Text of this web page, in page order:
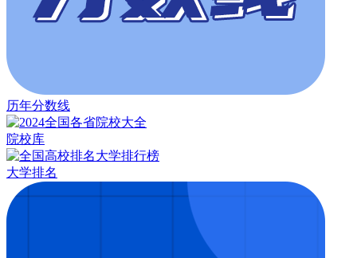
历年分数线
院校库
大学排名